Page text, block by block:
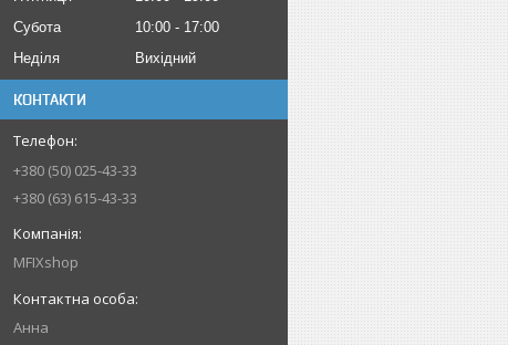
Субота
10:00
17:00
Неділя
Вихідний
КОНТАКТИ
+380 (50) 025-43-33
+380 (63) 615-43-33
MFIXshop
Анна